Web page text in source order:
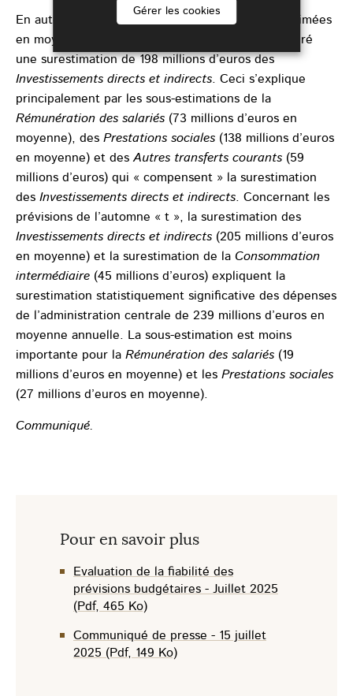
Gérer les cookies
En automne « t-1 », les dépenses ont été sous-estimées
en moyenne annuelle de 59 millions d’euros, malgré
une surestimation de 198 millions d’euros des
Investissements directs et indirects . Ceci s’explique
principalement par les sous-estimations de la
Rémunération des salariés (73 millions d’euros en
moyenne), des Prestations sociales (138 millions d’euros
en moyenne) et des Autres transferts courants (59
millions d’euros) qui « compensent » la surestimation
des Investissements directs et indirects . Concernant les
prévisions de l’automne « t », la surestimation des
Investissements directs et indirects (205 millions d’euros
en moyenne) et la surestimation de la Consommation
intermédiaire (45 millions d’euros) expliquent la
surestimation statistiquement significative des dépenses
de l’administration centrale de 239 millions d’euros en
moyenne annuelle. La sous-estimation est moins
importante pour la Rémunération des salariés (19
millions d’euros en moyenne) et les Prestations sociales
(27 millions d’euros en moyenne).
Communiqué.
Pour en savoir plus
Evaluation de la fiabilité des
prévisions budgétaires - Juillet 2025
(Pdf, 465 Ko)
Communiqué de presse - 15 juillet
2025 (Pdf, 149 Ko)